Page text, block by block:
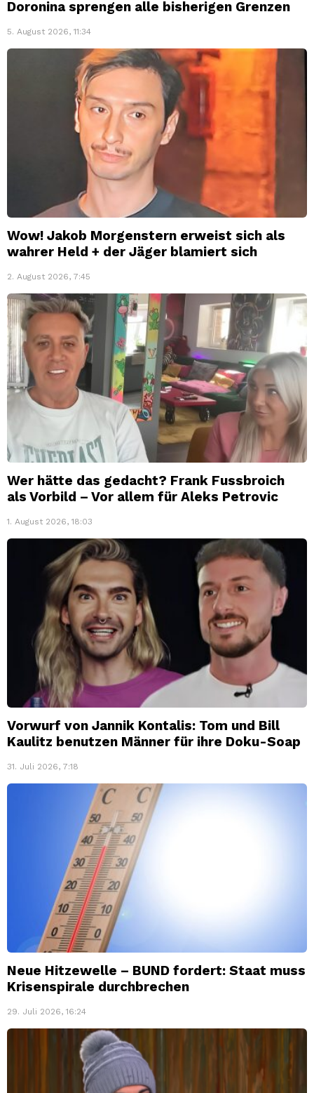
Doronina sprengen alle bisherigen Grenzen
5. August 2026, 11:34
Wow! Jakob Morgenstern erweist sich als
wahrer Held + der Jäger blamiert sich
2. August 2026, 7:45
Wer hätte das gedacht? Frank Fussbroich
als Vorbild – Vor allem für Aleks Petrovic
1. August 2026, 18:03
Vorwurf von Jannik Kontalis: Tom und Bill
Kaulitz benutzen Männer für ihre Doku-Soap
31. Juli 2026, 7:18
Neue Hitzewelle – BUND fordert: Staat muss
Krisenspirale durchbrechen
29. Juli 2026, 16:24